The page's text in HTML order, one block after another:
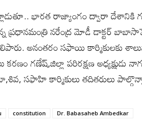
భారత రాజ్యాంగం ద్వారా దేశానికి
ప్రధానమంత్రి నరేంద్ర మోడీ డాక్టర్
అనంతరం సఫాయి కార్మికులకు
కరణం గణేష్,జిల్లా పరిరక్షణ
సఫాహి కార్మికులు తదితరులు
constitution Dr. Babasaheb Ambedkar